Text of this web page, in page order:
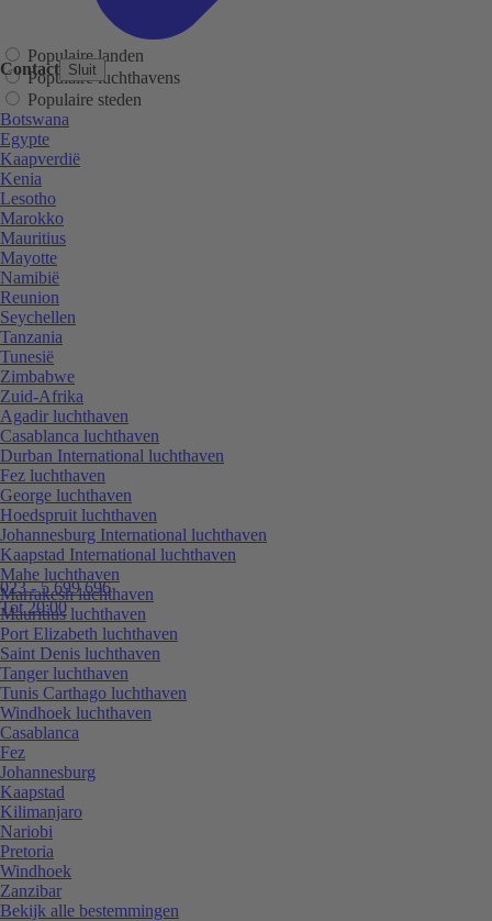
Contact Sluit
023 - 5 699 696
Tot 20:00
Populaire landen
Populaire luchthavens
Populaire steden
Botswana
Egypte
Kaapverdië
Kenia
Lesotho
Marokko
Mauritius
Mayotte
Namibië
Reunion
Seychellen
Tanzania
Tunesië
Zimbabwe
Zuid-Afrika
Agadir luchthaven
Casablanca luchthaven
Durban International luchthaven
Fez luchthaven
George luchthaven
Hoedspruit luchthaven
Johannesburg International luchthaven
Kaapstad International luchthaven
Mahe luchthaven
Marrakesh luchthaven
Mauritius luchthaven
Port Elizabeth luchthaven
Saint Denis luchthaven
Tanger luchthaven
Tunis Carthago luchthaven
Windhoek luchthaven
Casablanca
Fez
Johannesburg
Kaapstad
Kilimanjaro
Nariobi
Pretoria
Windhoek
Zanzibar
Bekijk alle bestemmingen